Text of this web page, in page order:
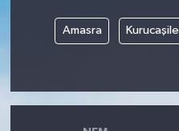
Amasra Kurucaşile